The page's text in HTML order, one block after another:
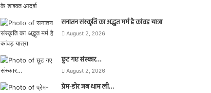
सनातन संस्कृति का अद्भुत मर्म है कांवड़ यात्रा
August 2, 2026
छूट गए संस्कार…
August 2, 2026
प्रेम-डोर जब थाम ली…